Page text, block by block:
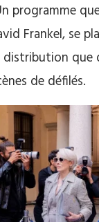
programme
Frankel, se
que
de défilés.